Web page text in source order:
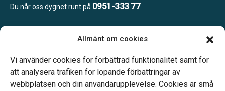
Allmänt om cookies
Vi använder cookies för förbättrad funktionalitet samt för
att analysera trafiken för löpande förbättringar av
webbplatsen och din användarupplevelse. Cookies är små
Du når oss dygnet runt på 0951-333 77
Ring eller mejla oss för att boka en tid.